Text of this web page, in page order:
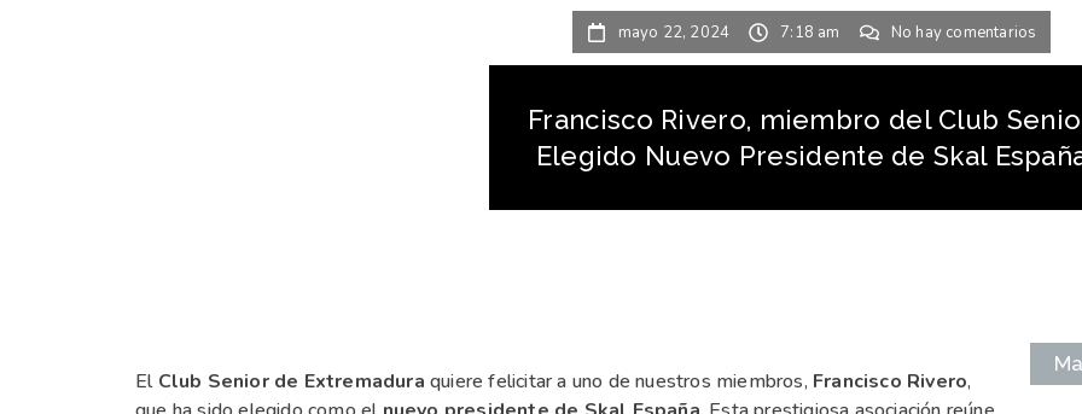
mayo 22, 2024 7:18 am No hay comentarios
Francisco Rivero, miembro del Club
Elegido Nuevo Presidente de Skal
El Club Senior de Extremadura quiere felicitar a uno de nuestros miembros, Francisco Rivero,